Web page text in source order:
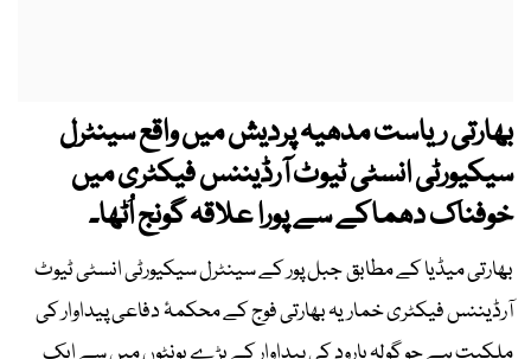
بھارتی ریاست مدھیہ پردیش میں واقع سینٹرل
سیکیورٹی انسٹی ٹیوٹ آرڈیننس فیکٹری میں
خوفناک دھماکے سے پورا علاقہ گونج اُٹھا۔
بھارتی میڈیا کے مطابق جبل پور کے سینٹرل سیکیورٹی انسٹی ٹیوٹ
آرڈیننس فیکٹری خماریہ بھارتی فوج کے محکمۂ دفاعی پیداوار کی